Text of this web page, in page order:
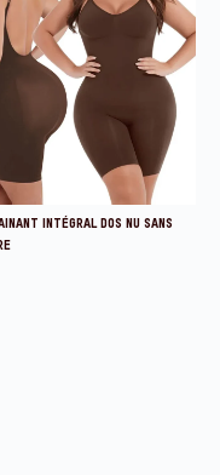
INTÉGRAL DOS NU SANS